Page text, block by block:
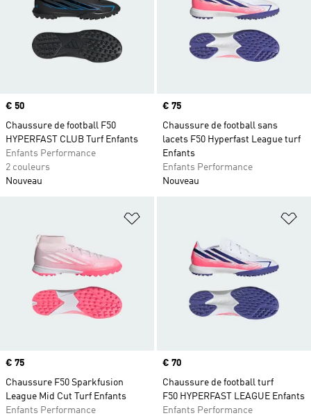
Prix
€ 50
Chaussure de football F50
HYPERFAST CLUB Turf Enfants
Enfants Performance
2 couleurs
Nouveau
Prix
€ 75
Chaussure de football sans
lacets F50 Hyperfast League turf
Enfants
Enfants Performance
Nouveau
Ajouter à la Liste de produits
Prix
€ 75
Chaussure F50 Sparkfusion
League Mid Cut Turf Enfants
Enfants Performance
Prix
€ 70
Chaussure de football turf
F50 HYPERFAST LEAGUE Enfants
Enfants Performance